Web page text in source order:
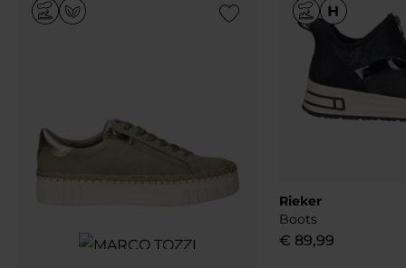
Add to Wishlist
Rieker
Boots
€ 89,99